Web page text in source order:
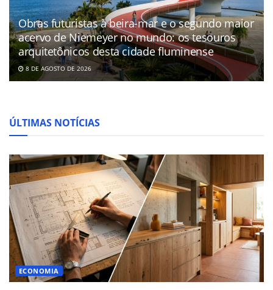
Obras futuristas à beira-mar e o segundo maior
acervo de Niemeyer no mundo: os tesouros
arquitetônicos desta cidade fluminense
8 DE AGOSTO DE 2026
ÚLTIMAS NOTÍCIAS
ECONOMIA